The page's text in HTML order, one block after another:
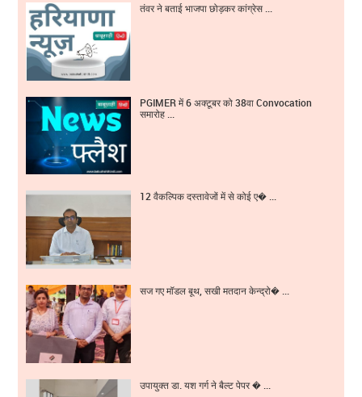
तंवर ने बताई भाजपा छोड़कर कांग्रेस ...
PGIMER में 6 अक्टूबर को 38वा Convocation
समारोह ...
12 वैकल्पिक दस्तावेजों में से कोई ए� ...
सज गए मॉडल बूथ, सखी मतदान केन्द्रो� ...
उपायुक्त डा. यश गर्ग ने बैल्ट पेपर � ...